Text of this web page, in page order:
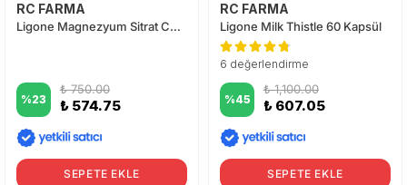
RC FARMA
Ligone Magnezyum Sitrat Complex 60 Tablet
%23
₺ 750.00
₺ 574.75
SEPETE EKLE
RC FARMA
Ligone Milk Thistle 60 Kapsül
6 değerlendirme
%45
₺ 1,100.00
₺ 607.05
SEPETE EKLE